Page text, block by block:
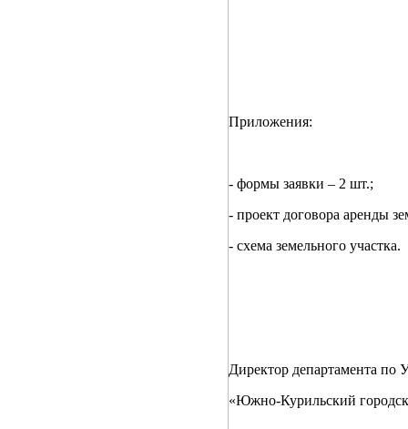
Приложения:
- формы заявки – 2 шт.;
- проект договора аренды
- схема земельного участка.
Директор департамента
«Южно-